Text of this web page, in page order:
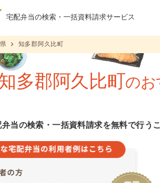
宅配弁当の検索・一括資料請求サービス
知多郡阿久比町
多郡阿久比町のお
当の検索・一括資料請求を無料で行う